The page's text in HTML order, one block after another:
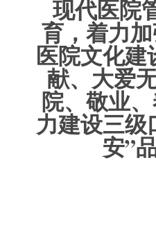
现代医院
育，着力
医院文化
献、大爱
院、敬业
力建设三级
安”